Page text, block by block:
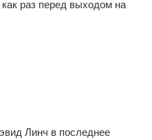
раз перед выходом на
Линч в последнее